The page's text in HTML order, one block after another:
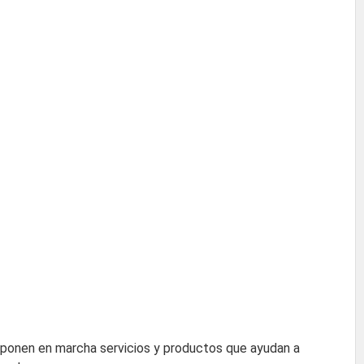
en marcha servicios y productos que ayudan a